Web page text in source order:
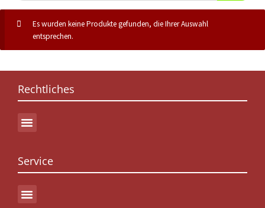
Es wurden keine Produkte gefunden, die Ihrer Auswahl
entsprechen.
Rechtliches
Service